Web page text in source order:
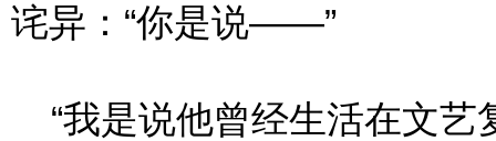
诧异：“你是说——”
“我是说他曾经生活在文艺